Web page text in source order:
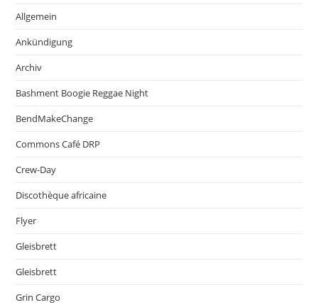
Allgemein
Ankündigung
Archiv
Bashment Boogie Reggae Night
BendMakeChange
Commons Café DRP
Crew-Day
Discothèque africaine
Flyer
Gleisbrett
Gleisbrett
Grin Cargo